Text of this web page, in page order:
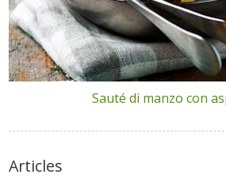
Sauté di manzo con
Articles